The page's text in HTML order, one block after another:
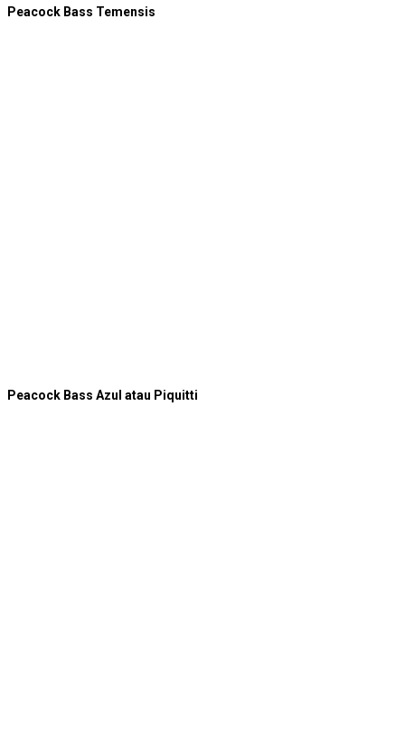
Peacock Bass Temensis
Peacock Bass Azul atau Piquitti